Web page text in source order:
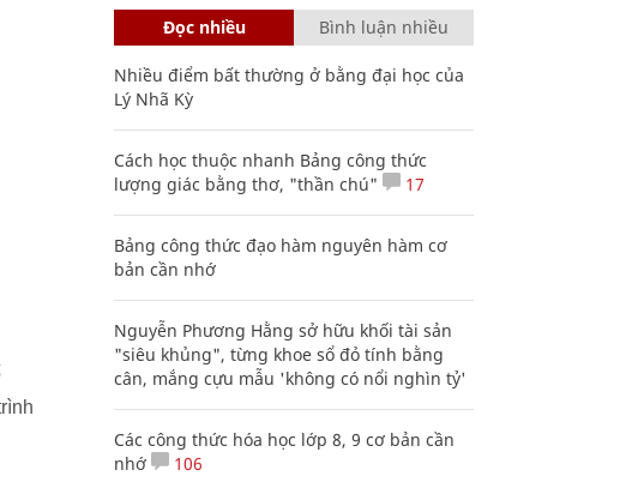
Đọc nhiều Bình luận nhiều
Nhiều điểm bất thường ở bằng đại học của
Lý Nhã Kỳ
Cách học thuộc nhanh Bảng công thức
lượng giác bằng thơ, "thần chú"
17
Bảng công thức đạo hàm nguyên hàm cơ
bản cần nhớ
Nguyễn Phương Hằng sở hữu khối tài sản
"siêu khủng", từng khoe sổ đỏ tính bằng
cân, mắng cựu mẫu 'không có nổi nghìn tỷ'
Các công thức hóa học lớp 8, 9 cơ bản cần
nhớ
106